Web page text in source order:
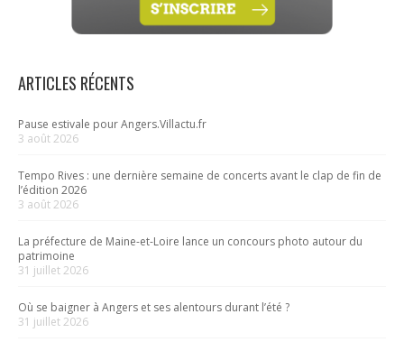
ARTICLES RÉCENTS
Pause estivale pour Angers.Villactu.fr
3 août 2026
Tempo Rives : une dernière semaine de concerts avant le clap de fin de
l’édition 2026
3 août 2026
La préfecture de Maine-et-Loire lance un concours photo autour du
patrimoine
31 juillet 2026
Où se baigner à Angers et ses alentours durant l’été ?
31 juillet 2026